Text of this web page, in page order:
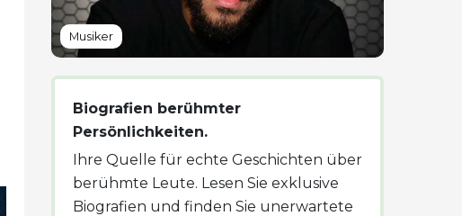
Musiker
Biografien berühmter
Persönlichkeiten.
Ihre Quelle für echte Geschichten über
berühmte Leute. Lesen Sie exklusive
Biografien und finden Sie unerwartete